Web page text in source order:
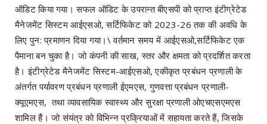
ऑडिट किया गया। सफल ऑडिट के उपरान्त बीएसपी को प्राप्त इंटीग्रेटेड
मैनेजमेंट सिस्टम आईएसओ, सर्टिफिकेट को 2023-26 तक की अवधि के
लिए पुन: प्रमाणन दिया गया।\ वर्तमान समय में आईएसओ,सर्टिफिकेट एक
पैमाना बन चुका है। जो कंपनी की साख, स्तर और क्षमता को प्रदर्शित करता
है। इंटीग्रेटेड मैनेजमेंट सिस्टम-आईएसओ, एकीकृत प्रबंधन प्रणाली के
अंतर्गत पर्यावरण प्रबंधन प्रणाली ईएमएस, गुणवत्ता प्रबंधन प्रणाली-
क्यूएमएस, तथा व्यावसायिक स्वास्थ्य और सुरक्षा प्रणाली ओएचएसएमएस
शामिल हैं। जो संयंत्र को विभिन्न प्रक्रियाओं में सहायता करते हैं, जिसके